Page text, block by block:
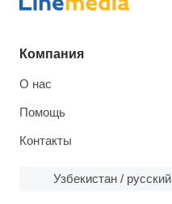
Компания
О нас
Помощь
Контакты
Узбекистан / русский